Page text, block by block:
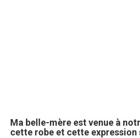
Ma belle-mère est venue à
cette robe et cette expression